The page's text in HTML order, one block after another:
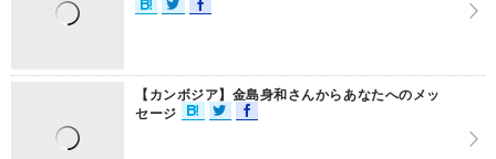
【カンボジア】金島身和さんからあなたへのメッ
セージ